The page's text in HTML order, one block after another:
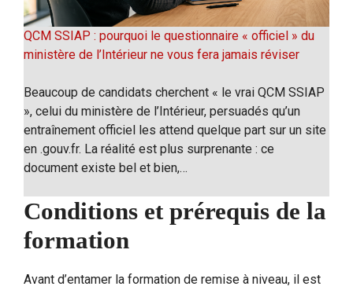
QCM SSIAP : pourquoi le questionnaire « officiel » du
ministère de l’Intérieur ne vous fera jamais réviser
Beaucoup de candidats cherchent « le vrai QCM SSIAP
», celui du ministère de l’Intérieur, persuadés qu’un
entraînement officiel les attend quelque part sur un site
en .gouv.fr. La réalité est plus surprenante : ce
document existe bel et bien,…
Conditions et prérequis de la
formation
Avant d’entamer la formation de remise à niveau, il est